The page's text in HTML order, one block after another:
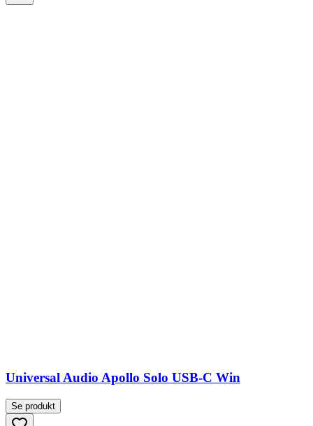
Universal Audio Apollo Solo USB-C Win
Se produkt